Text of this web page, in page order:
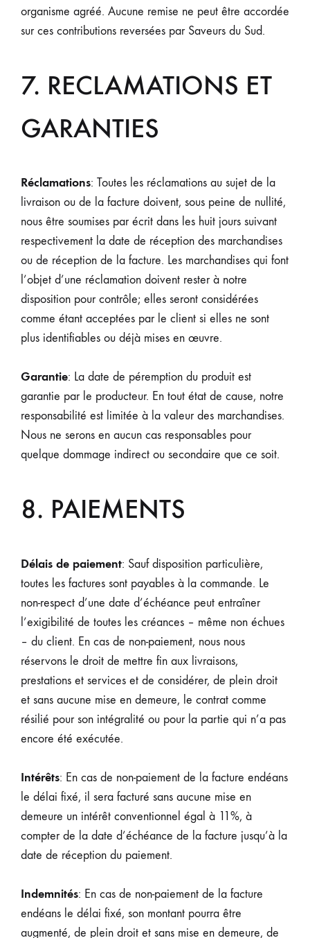
organisme agréé. Aucune remise ne peut être accordée
sur ces contributions reversées par Saveurs du Sud.
7. RECLAMATIONS ET
GARANTIES
Réclamations: Toutes les réclamations au sujet de la
livraison ou de la facture doivent, sous peine de nullité,
nous être soumises par écrit dans les huit jours suivant
respectivement la date de réception des marchandises
ou de réception de la facture. Les marchandises qui font
l’objet d’une réclamation doivent rester à notre
disposition pour contrôle; elles seront considérées
comme étant acceptées par le client si elles ne sont
plus identifiables ou déjà mises en œuvre.
Garantie: La date de péremption du produit est
garantie par le producteur. En tout état de cause, notre
responsabilité est limitée à la valeur des marchandises.
Nous ne serons en aucun cas responsables pour
quelque dommage indirect ou secondaire que ce soit.
8. PAIEMENTS
Délais de paiement: Sauf disposition particulière,
toutes les factures sont payables à la commande. Le
non-respect d’une date d’échéance peut entraîner
l’exigibilité de toutes les créances – même non échues
– du client. En cas de non-paiement, nous nous
réservons le droit de mettre fin aux livraisons,
prestations et services et de considérer, de plein droit
et sans aucune mise en demeure, le contrat comme
résilié pour son intégralité ou pour la partie qui n’a pas
encore été exécutée.
Intérêts: En cas de non-paiement de la facture endéans
le délai fixé, il sera facturé sans aucune mise en
demeure un intérêt conventionnel égal à 11%, à
compter de la date d’échéance de la facture jusqu’à la
date de réception du paiement.
Indemnités: En cas de non-paiement de la facture
endéans le délai fixé, son montant pourra être
augmenté, de plein droit et sans mise en demeure, de